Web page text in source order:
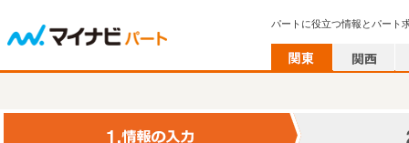
パートに役立つ情報とパート